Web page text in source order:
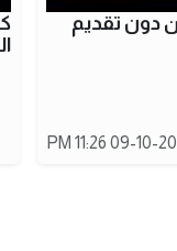
دون تقديم
09-10-2025